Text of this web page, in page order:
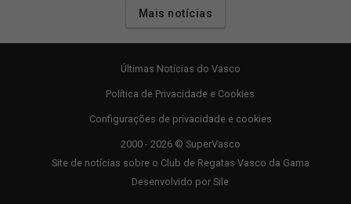
Mais notícias
Últimas Notícias do Vasco
Política de Privacidade e Cookies
Configurações de privacidade e cookies
2000 - 2026 © SuperVasco
Site de notícias sobre o Club de Regatas Vasco da Gama
Desenvolvido por Sile